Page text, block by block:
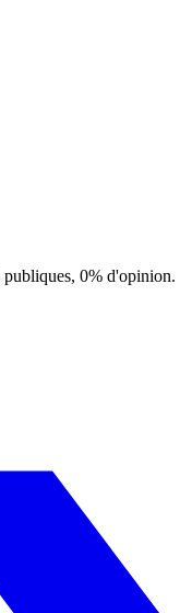
publiques, 0% d'opinion.